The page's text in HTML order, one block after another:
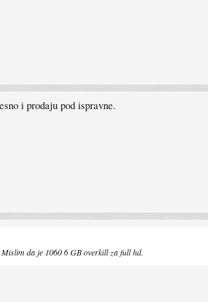
i prodaju pod ispravne.
da je 1060 6 GB overkill za full hd.